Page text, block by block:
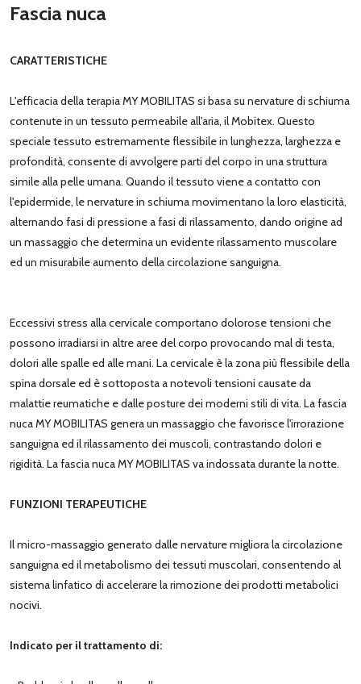
Fascia nuca
CARATTERISTICHE
L'efficacia della terapia MY MOBILITAS si basa su nervature di schiuma
contenute in un tessuto permeabile all'aria, il Mobitex. Questo
speciale tessuto estremamente flessibile in lunghezza, larghezza e
profondità, consente di avvolgere parti del corpo in una struttura
simile alla pelle umana. Quando il tessuto viene a contatto con
l'epidermide, le nervature in schiuma movimentano la loro elasticità,
alternando fasi di pressione a fasi di rilassamento, dando origine ad
un massaggio che determina un evidente rilassamento muscolare
ed un misurabile aumento della circolazione sanguigna.
Eccessivi stress alla cervicale comportano dolorose tensioni che
possono irradiarsi in altre aree del corpo provocando mal di testa,
dolori alle spalle ed alle mani. La cervicale è la zona più flessibile della
spina dorsale ed è sottoposta a notevoli tensioni causate da
malattie reumatiche e dalle posture dei moderni stili di vita. La fascia
nuca MY MOBILITAS genera un massaggio che favorisce l'irrorazione
sanguigna ed il rilassamento dei muscoli, contrastando dolori e
rigidità. La fascia nuca MY MOBILITAS va indossata durante la notte.
FUNZIONI TERAPEUTICHE
Il micro-massaggio generato dalle nervature migliora la circolazione
sanguigna ed il metabolismo dei tessuti muscolari, consentendo al
sistema linfatico di accelerare la rimozione dei prodotti metabolici
nocivi.
Indicato per il trattamento di: